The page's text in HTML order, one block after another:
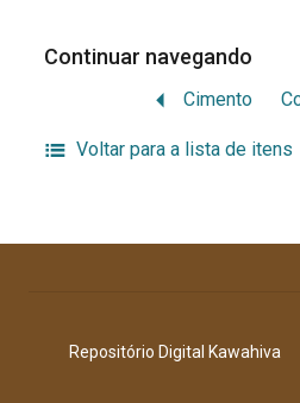
Continuar navegando
Cimento
Voltar para a lista de itens
Repositório Digital Kawahiva